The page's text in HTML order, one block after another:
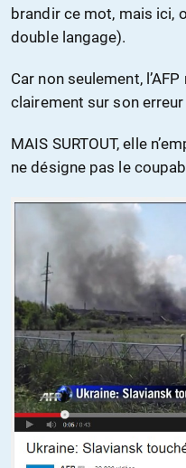
brandir ce mot, mais ici,
double langage).
Car non seulement,
clairement sur son
MAIS SURTOUT, elle
ne désigne pas le